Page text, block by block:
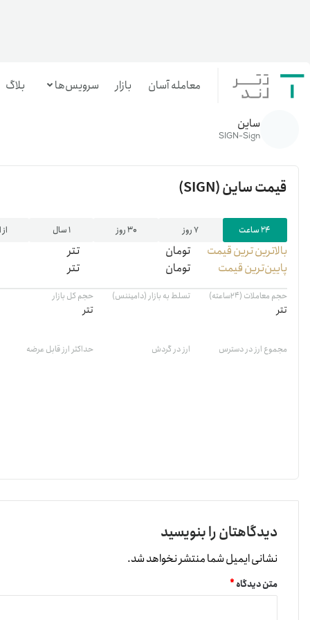
معامله آسان بازار سرویس‌ها
بازار تترلند
سرمایه‌گذاری آسان
بلاگ خانه رمزارزها/
SIGN
ساین
SIGN-Sign
قیمتساین
۲۴ ساعت ۷ روز ۳۰ روز ۱ سال
بالاترین ‌ترین قیمت تومان
تتر
پایین‌ترین قیمت
تومان تتر
حجم معاملات (۲۴ساعته)
تتر
تسلط به بازار (دامیننس) حجم کل بازار
تتر
مجموع ارز در دسترس ارز در گردش حداکثر ارز قابل عرضه
دیدگاهتان را بنویسید
نشانی ایمیل شما منتشر نخواهد شد.
متن دیدگاه*